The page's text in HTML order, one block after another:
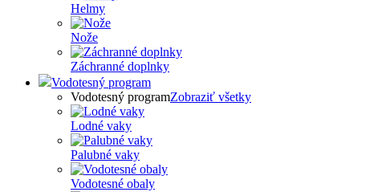
Helmy
Nože
Záchranné doplnky
Vodotesný program
Vodotesný programZobraziť všetky
Lodné vaky
Palubné vaky
Vodotesné obaly